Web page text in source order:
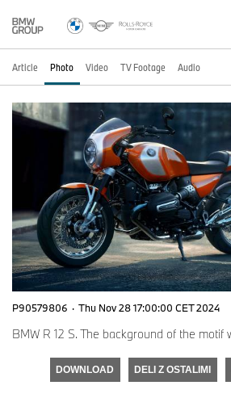
Article Photo Video TV Footage Audio
P90579806 · Thu Nov 28 17:00:00 CET 2024
BMW R 12 S. The background of the motif
DOWNLOAD DELI Z OSTALIMI